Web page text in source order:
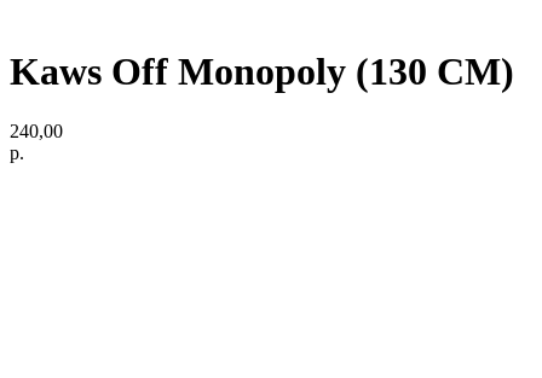
Kaws Off Monopoly (130 CM)
240,00
р.